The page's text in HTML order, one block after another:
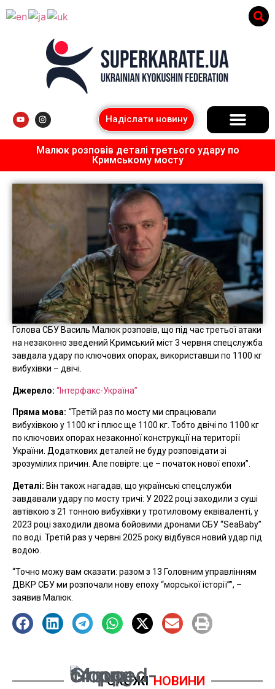
Надіслати новину
Малюк розповів деталі третього удару по
Кримському мосту
Голова СБУ Василь Малюк розповів, що під час третьої атаки
на незаконно зведений Кримський міст 3 червня спецслужба
завдала удару по ключових опорах, використавши по 1100 кг
вибухівки – двічі.
Джерело: “Інтерфакс-Україна”
Пряма мова: “Третій раз по мосту ми спрацювали
вибухівкою у 1100 кг і плюс ще 1100 кг. Тобто двічі по 1100 кг
по ключових опорах незаконної конструкції на території
України. Додаткових деталей не буду розповідати зі
зрозумілих причин. Але повірте: це – початок нової епохи”.
Деталі: Він також нагадав, що українські спецслужби
завдавали удару по мосту тричі: У 2022 році заходили з суші
автівкою з 21 тонною вибухівки у тротиловому еквіваленті, у
2023 році заходили двома бойовими дронами СБУ “SeaBaby”
по воді. Третій раз у червні 2025 року відбувся новий удар під
водою.
“Точно можу вам сказати: разом з 13 Головним управлінням
ДВКР СБУ ми розпочали нову епоху “морської історії””, –
заявив Малюк.
СХОЖІ НОВИНИ